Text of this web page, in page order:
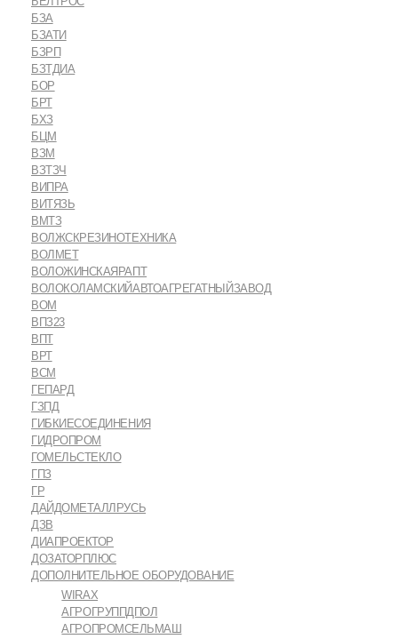
БЗА
БЗАТИ
БЗРП
БЗТДИА
БОР
БРТ
БХЗ
БЦМ
ВЗМ
ВЗТЗЧ
ВИПРА
ВИТЯЗЬ
ВМТЗ
ВОЛЖСКРЕЗИНОТЕХНИКА
ВОЛМЕТ
ВОЛОЖИНСКАЯРАПТ
ВОЛОКОЛАМСКИЙАВТОАГРЕГАТНЫЙЗАВОД
ВОМ
ВПЗ23
ВПТ
ВРТ
ВСМ
ГЕПАРД
ГЗПД
ГИБКИЕСОЕДИНЕНИЯ
ГИДРОПРОМ
ГОМЕЛЬСТЕКЛО
ГПЗ
ГР
ДАЙДОМЕТАЛЛРУСЬ
ДЗВ
ДИАПРОЕКТОР
ДОЗАТОРПЛЮС
ДОПОЛНИТЕЛЬНОЕ ОБОРУДОВАНИЕ
WIRAX
АГРОГРУППДПОЛ
АГРОПРОМСЕЛЬМАШ